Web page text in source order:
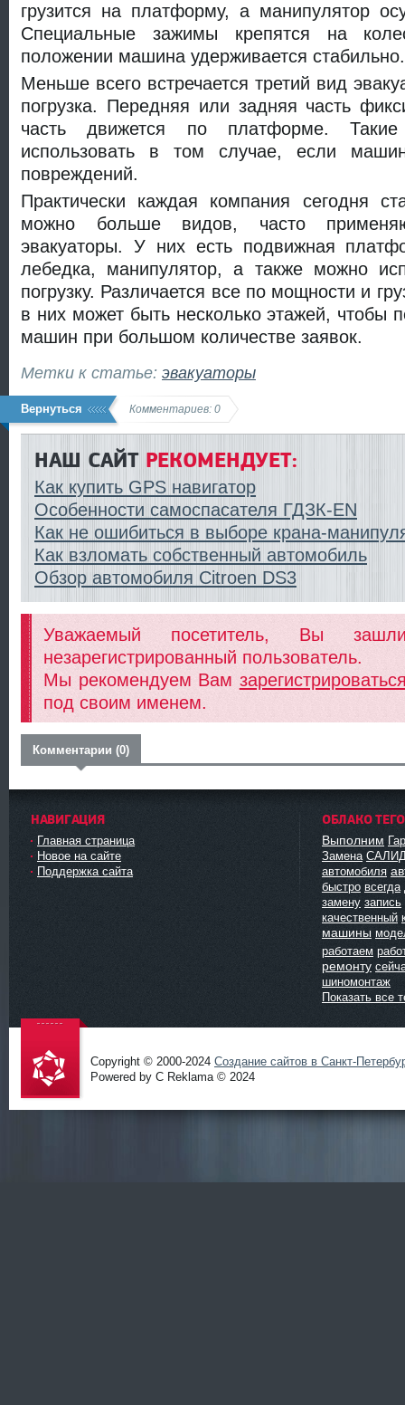
грузится на платформу, а манипулятор
Специальные зажимы крепятся на
положении машина удерживается стабильно.
Меньше всего встречается третий вид
погрузка. Передняя или задняя часть
часть движется по платформе.
использовать в том случае, если
повреждений.
Практически каждая компания сегодня
можно больше видов, часто
эвакуаторы. У них есть подвижная
лебедка, манипулятор, а также можно
погрузку. Различается все по мощности и
в них может быть несколько этажей, чтобы
машин при большом количестве заявок.
Метки к статье: эвакуаторы
Вернуться Комментариев: 0
НАШ САЙТРЕКОМЕНДУЕТ:
Как купить GPS навигатор
Особенности самоспасателя ГДЗК-EN
Как не ошибиться в выборе крана-
Как взломать собственный автомобиль
Обзор автомобиля Citroen DS3
Уважаемый посетитель, Вы
незарегистрированный пользователь.
Мы рекомендуем Вам
под своим именем.
Комментарии (0)
НАВИГАЦИЯ
Главная страница
Новое на сайте
Поддержка сайта
ОБЛАКО
Выполним
Замена
автомобиля
быстро всегда
замену запись
качественный
машины
работаем
ремонту
шиномонтаж
Показать все
Проект
Copyright © 2000-2024 Создание сайтов в Санкт-
Powered by C Reklama © 2024